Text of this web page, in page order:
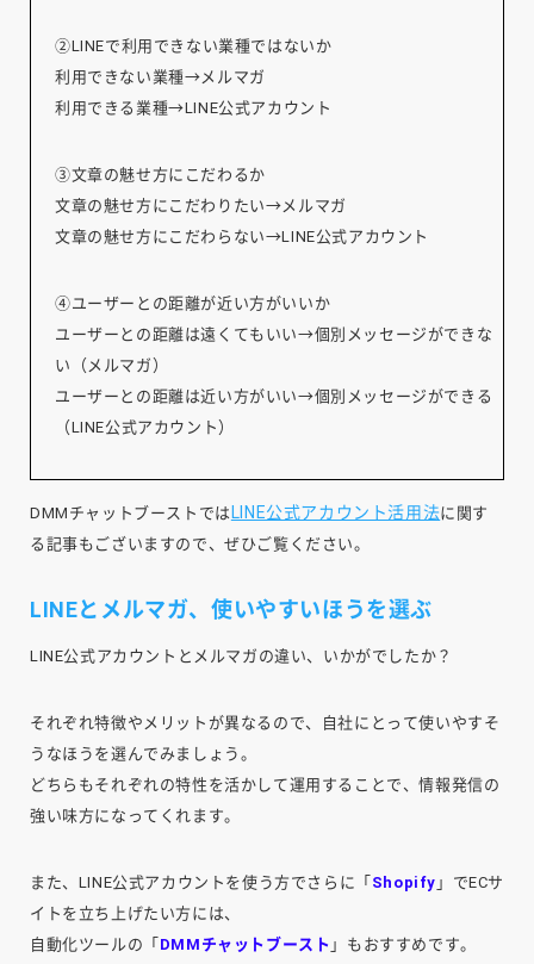
②LINEで利用できない業種ではないか
利用できない業種→メルマガ
利用できる業種→LINE公式アカウント
③文章の魅せ方にこだわるか
文章の魅せ方にこだわりたい→メルマガ
文章の魅せ方にこだわらない→LINE公式アカウント
④ユーザーとの距離が近い方がいいか
ユーザーとの距離は遠くてもいい→個別メッセージができな
い（メルマガ）
ユーザーとの距離は近い方がいい→個別メッセージができる
（LINE公式アカウント）
DMMチャットブーストではLINE公式アカウント活用法に関す
る記事もございますので、ぜひご覧ください。
LINEとメルマガ、使いやすいほうを選ぶ
LINE公式アカウントとメルマガの違い、いかがでしたか？
それぞれ特徴やメリットが異なるので、自社にとって使いやすそ
うなほうを選んでみましょう。
どちらもそれぞれの特性を活かして運用することで、情報発信の
強い味方になってくれます。
また、LINE公式アカウントを使う方でさらに「Shopify 」でECサ
イトを立ち上げたい方には、
自動化ツールの「DMMチャットブースト 」もおすすめです。